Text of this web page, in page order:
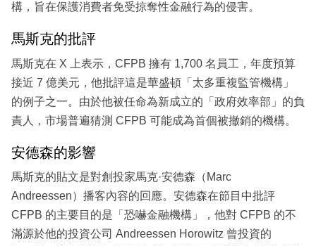
構，旨在保護消費者免受掠奪性金融行為的侵害。
馬斯克的批評
馬斯克在 X 上表示，CFPB 擁有 1,700 名員工，年度預算
接近 7 億美元，他批評這是華盛頓「太多重複監管機構」
的例子之一。由於他被任命為新成立的「政府效率部」的負
責人，市場普遍猜測 CFPB 可能成為首個被撤銷的機構。
安德森的影響
馬斯克的貼文是對創投家馬克·安德森（Marc
Andreessen）播客內容的回應。安德森在節目中批評
CFPB 的主要目的是「恐嚇金融機構」，他對 CFPB 的不
滿源於他的投資公司 Andreessen Horowitz 曾投資的